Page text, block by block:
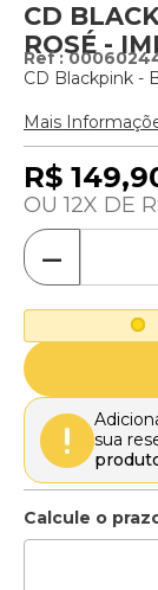
CD
ROSÉ -
:
CD Blackpink -
Mais
R$ 149,
12
－
sua